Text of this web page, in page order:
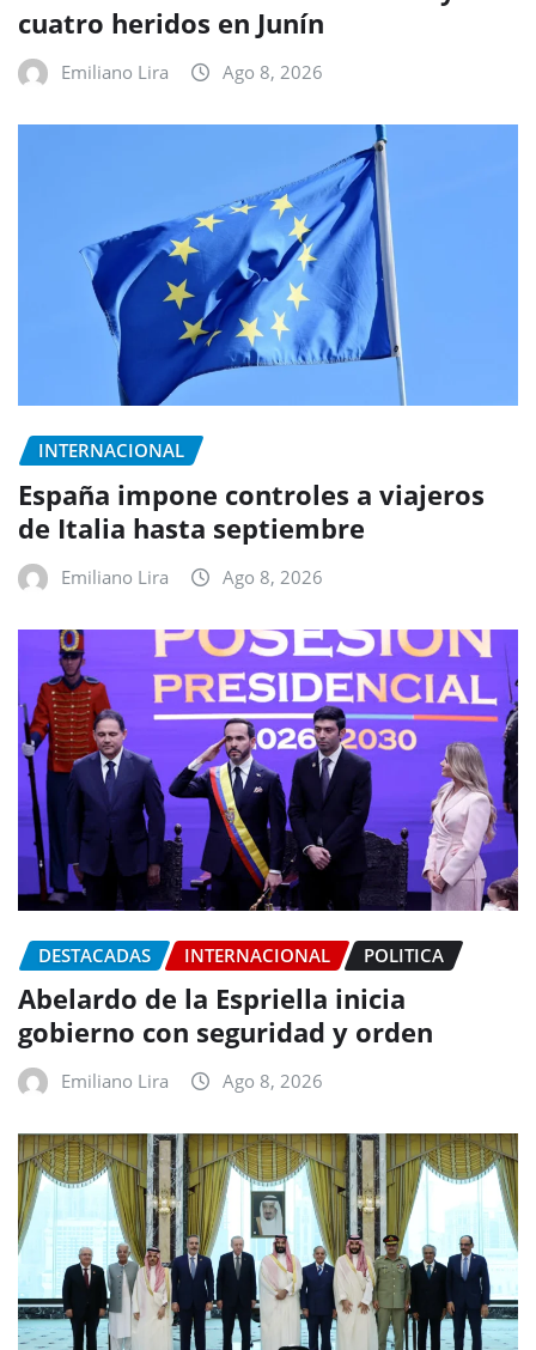
cuatro heridos en Junín
Emiliano Lira Ago 8, 2026
INTERNACIONAL
España impone controles a viajeros
de Italia hasta septiembre
Emiliano Lira Ago 8, 2026
DESTACADAS INTERNACIONAL POLITICA
Abelardo de la Espriella inicia
gobierno con seguridad y orden
Emiliano Lira Ago 8, 2026